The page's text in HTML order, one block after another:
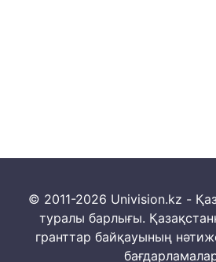
© 2011-2026 Univision.kz -
туралы барлығы.
гранттар байқауының